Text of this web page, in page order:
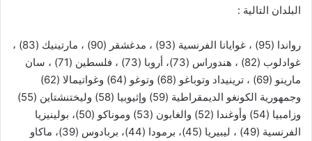
البلدان التالية :
رواندا (95) ، غوايانا الفرنسية (93) ، مدغشقر (90) ، مارتينيك (83) ،
غوادلوب (82) ، هندوراس (73)، أروبا (73) ، فلسطين (71) ، سان
مارينو (69) ، ترينيداد وتوباغو (68) وتوغو (64) وغواتيمالا (62)
وجمهورية الكونغو الديمقراطية (59) وإثيوبيا (58) وليختنشتاين (55)
وزامبيا (54) وأوغندا (52) والغابون (53) وموناكو (50)، بولينيزيا
الفرنسية (49) ، ليبيريا (45)، برمودا (44)، بربادوس (39)، ماكاو